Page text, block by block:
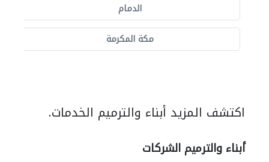
الدمام
مكة المكرمة
اكتشف المزيد أبناء والترميم الخدمات.
أبناء والترميم الشركات